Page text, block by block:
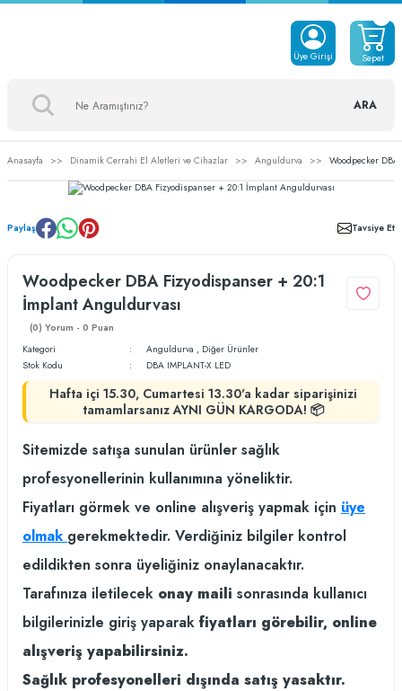
ARA
Üye Girişi Sepet
Anasayfa Dinamik Cerrahi El Aletleri ve Cihazlar Anguldurva Woodpecker
Paylaş Tavsiye Et
Woodpecker DBA Fizyodispanser + 20:1
İmplant Anguldurvası
(0) Yorum - 0 Puan
Kategori
Anguldurva , Diğer Ürünler
Stok Kodu
DBA IMPLANT-X LED
Hafta içi 15.30, Cumartesi 13.30'a kadar siparişinizi
tamamlarsanız AYNI GÜN KARGODA! 📦
Sitemizde satışa sunulan ürünler sağlık
profesyonellerinin kullanımına yöneliktir.
Fiyatları görmek ve online alışveriş yapmak için üye
olmak gerekmektedir. Verdiğiniz bilgiler kontrol
edildikten sonra üyeliğiniz onaylanacaktır.
Tarafınıza iletilecek onay maili sonrasında kullanıcı
bilgilerinizle giriş yaparak fiyatları görebilir, online
alışveriş yapabilirsiniz.
Sağlık profesyonelleri dışında satış yasaktır.